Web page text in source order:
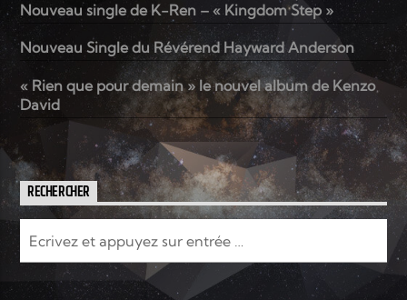
Nouveau single de K-Ren – « Kingdom Step »
Nouveau Single du Révérend Hayward Anderson
« Rien que pour demain » le nouvel album de Kenzo
David
RECHERCHER